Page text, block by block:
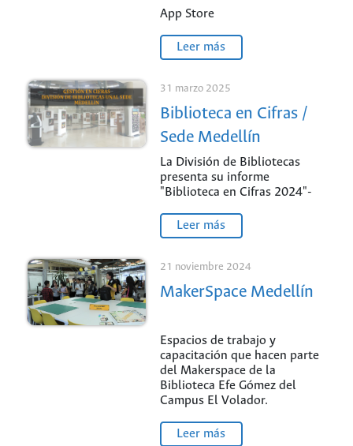
App Store
Leer más
31 marzo 2025
Biblioteca en Cifras /
Sede Medellín
La División de Bibliotecas
presenta su informe
"Biblioteca en Cifras 2024"-
Leer más
21 noviembre 2024
MakerSpace Medellín
Espacios de trabajo y
capacitación que hacen parte
del Makerspace de la
Biblioteca Efe Gómez del
Campus El Volador.
Leer más